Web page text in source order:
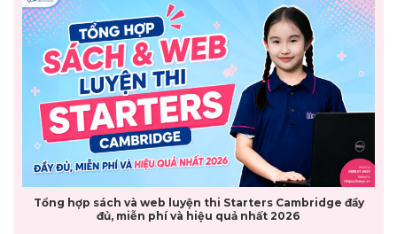
Tổng hợp sách và web luyện thi Starters Cambridge đầy
đủ, miễn phí và hiệu quả nhất 2026